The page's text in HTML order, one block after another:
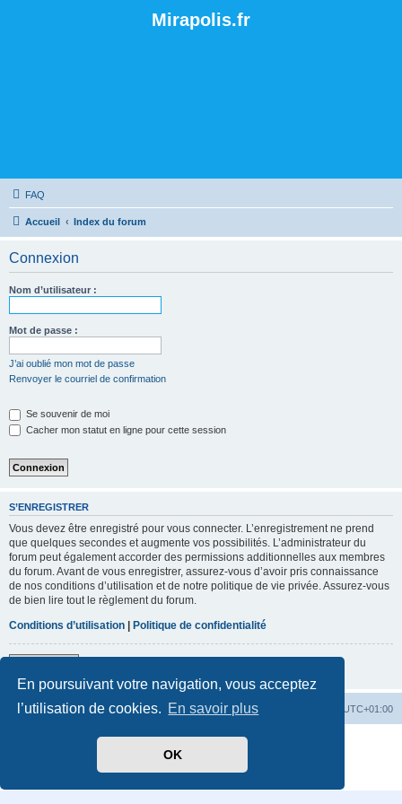
En poursuivant votre navigation, vous acceptez
l’utilisation de cookies. En savoir plus
OK
Mirapolis.fr
FAQ
Accueil Index du forum
Connexion
Nom d’utilisateur :
Mot de passe :
J’ai oublié mon mot de passe
Renvoyer le courriel de confirmation
Se souvenir de moi
Cacher mon statut en ligne pour cette session
S’ENREGISTRER
Vous devez être enregistré pour vous connecter. L’enregistrement ne prend
que quelques secondes et augmente vos possibilités. L’administrateur du
forum peut également accorder des permissions additionnelles aux membres
du forum. Avant de vous enregistrer, assurez-vous d’avoir pris connaissance
de nos conditions d’utilisation et de notre politique de vie privée. Assurez-vous
de bien lire tout le règlement du forum.
Conditions d’utilisation | Politique de confidentialité
Accueil Index du forum UTC+01:00
Développé par
® Forum Software © phpBB Limited
Traduit par
Confidentialité|Conditions